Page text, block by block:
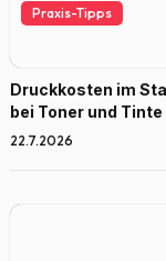
Praxis-Tipps
Druckkosten im
bei Toner und
22.7.2026